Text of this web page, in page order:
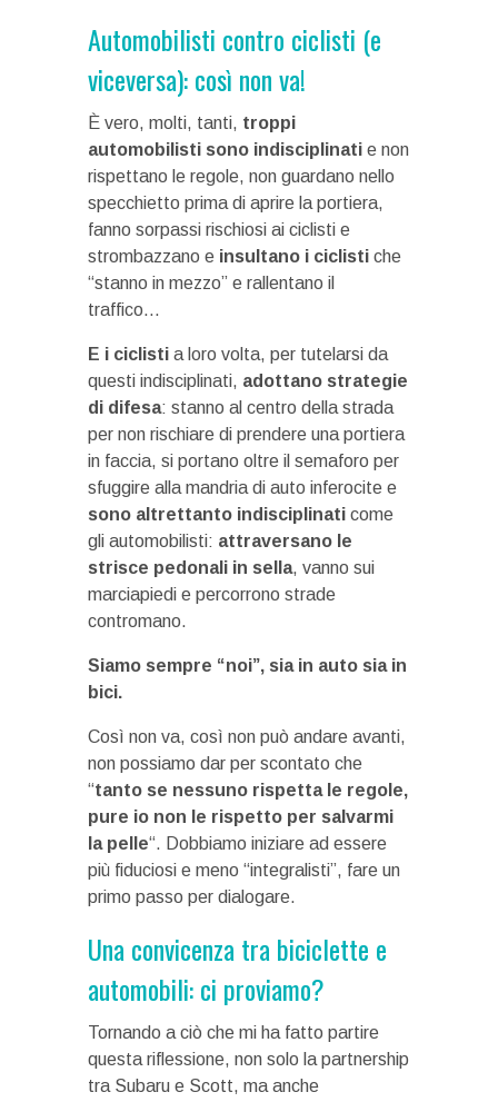
Automobilisti contro ciclisti (e
viceversa): così non va!
È vero, molti, tanti, troppi
automobilisti sono indisciplinati e non
rispettano le regole, non guardano nello
specchietto prima di aprire la portiera,
fanno sorpassi rischiosi ai ciclisti e
strombazzano e insultano i ciclisti che
“stanno in mezzo” e rallentano il
traffico…
E i ciclisti a loro volta, per tutelarsi da
questi indisciplinati, adottano strategie
di difesa: stanno al centro della strada
per non rischiare di prendere una portiera
in faccia, si portano oltre il semaforo per
sfuggire alla mandria di auto inferocite e
sono altrettanto indisciplinati come
gli automobilisti: attraversano le
strisce pedonali in sella, vanno sui
marciapiedi e percorrono strade
contromano.
Siamo sempre “noi”, sia in auto sia in
bici.
Così non va, così non può andare avanti,
non possiamo dar per scontato che
“tanto se nessuno rispetta le regole,
pure io non le rispetto per salvarmi
la pelle“. Dobbiamo iniziare ad essere
più fiduciosi e meno “integralisti”, fare un
primo passo per dialogare.
Una convicenza tra biciclette e
automobili: ci proviamo?
Tornando a ciò che mi ha fatto partire
questa riflessione, non solo la partnership
tra Subaru e Scott, ma anche